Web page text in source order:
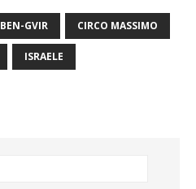
BEN-GVIR CIRCO MASSIMO
ISRAELE